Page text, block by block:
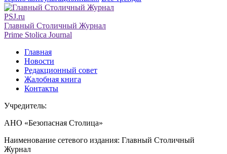
PSJ.ru
Главный Столичный Журнал
Prime Stolica Journal
Главная
Новости
Редакционный совет
Жалобная книга
Контакты
Учредитель:
АНО «Безопасная Столица»
Наименование сетевого издания: Главный Столичный
Журнал